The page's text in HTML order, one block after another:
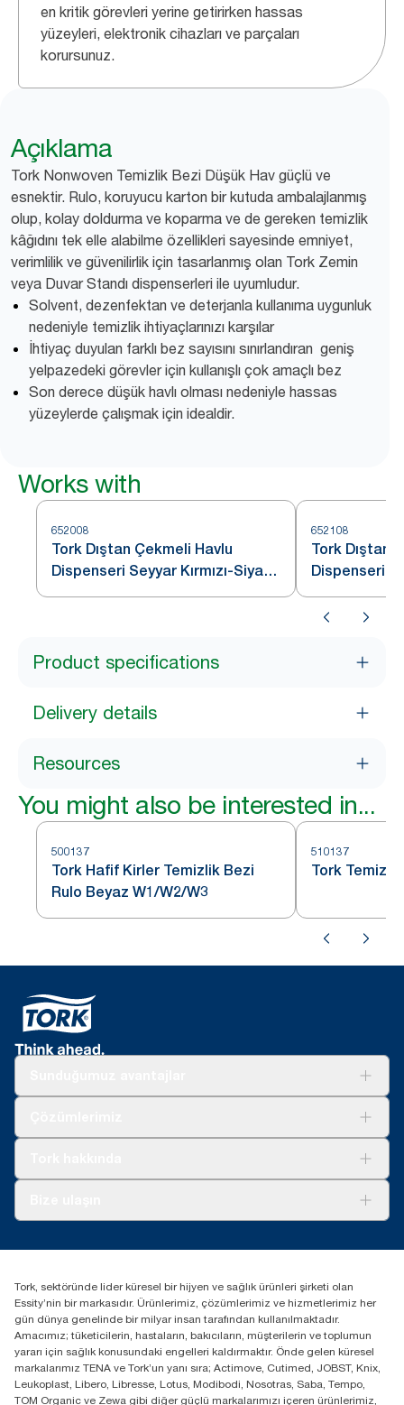
en kritik görevleri yerine getirirken hassas
yüzeyleri, elektronik cihazları ve parçaları
korursunuz.
Açıklama
Tork Nonwoven Temizlik Bezi Düşük Hav güçlü ve
esnektir. Rulo, koruyucu karton bir kutuda ambalajlanmış
olup, kolay doldurma ve koparma ve de gereken temizlik
kâğıdını tek elle alabilme özellikleri sayesinde emniyet,
verimlilik ve güvenilirlik için tasarlanmış olan Tork Zemin
veya Duvar Standı dispenserleri ile uyumludur.
Solvent, dezenfektan ve deterjanla kullanıma uygunluk
nedeniyle temizlik ihtiyaçlarınızı karşılar
İhtiyaç duyulan farklı bez sayısını sınırlandıran geniş
yelpazedeki görevler için kullanışlı çok amaçlı bez
Son derece düşük havlı olması nedeniyle hassas
yüzeylerde çalışmak için idealdir.
Works with
652008
Tork Dıştan Çekmeli Havlu
Dispenseri Seyyar Kırmızı-Siyah
W1
652108
Tork Dıştan
Dispenseri
Kırmızı-
Product specifications
Delivery details
Resources
You might also be interested in...
500137
Tork Hafif Kirler Temizlik Bezi
Rulo Beyaz W1/W2/W3
510137
Tork
(+90) 216 560 13 00
Essity Turkey Hijyen Ürünleri Sanayi ve Ticaret
Anonim Şirketi Kuriş Kule İş Merkezi, Cevizli Mah.
D-100 Güney Yan Yol Cad. No 2
K:9 34953 Kartal / Istanbul / Turkey
Tork, sektöründe lider küresel bir hijyen ve sağlık ürünleri şirketi olan
Essity’nin bir markasıdır. Ürünlerimiz, çözümlerimiz ve hizmetlerimiz her
gün dünya genelinde bir milyar insan tarafından kullanılmaktadır.
Amacımız; tüketicilerin, hastaların, bakıcıların, müşterilerin ve toplumun
yararı için sağlık konusundaki engelleri kaldırmaktır. Önde gelen küresel
markalarımız TENA ve Tork’un yanı sıra; Actimove, Cutimed, JOBST, Knix,
Leukoplast, Libero, Libresse, Lotus, Modibodi, Nosotras, Saba, Tempo,
TOM Organic ve Zewa gibi diğer güçlü markalarımızı içeren ürünlerimiz,